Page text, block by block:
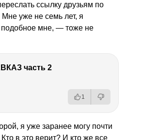
ссылку друзьям по
уже не семь лет, я
подобное мне, — тоже не
часть 2
1
я уже заранее могу почти
в это верит? И кто же все